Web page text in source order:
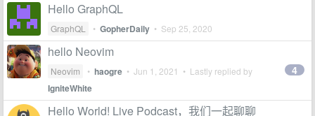
Hello GraphQL
GraphQL • GopherDaily • Sep 25, 2020
hello Neovim
Neovim • haogre • Jun 1, 2021 • Lastly replied by
IgniteWhite
4
Hello World! Live Podcast，我们一起聊聊